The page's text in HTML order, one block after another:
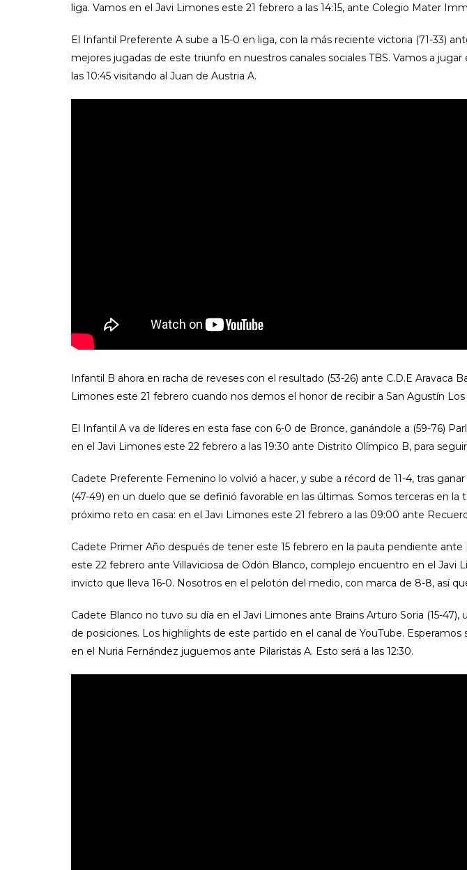
liga. Vamos en el Javi Limones este 21 febrero a las 14:15, ante Colegio Mater
El Infantil Preferente A sube a 15-0 en liga, con la más reciente victoria (71-33)
mejores jugadas de este triunfo en nuestros canales sociales TBS. Vamos a jugar
las 10:45 visitando al Juan de Austria A.
Infantil B ahora en racha de reveses con el resultado (53-26) ante C.D.E Aravaca
Limones este 21 febrero cuando nos demos el honor de recibir a San Agustín Los
El Infantil A va de líderes en esta fase con 6-0 de Bronce, ganándole a (59-76)
en el Javi Limones este 22 febrero a las 19:30 ante Distrito Olímpico B, para
Cadete Preferente Femenino lo volvió a hacer, y sube a récord de 11-4, tras
(47-49) en un duelo que se definió favorable en las últimas. Somos terceras en
próximo reto en casa: en el Javi Limones este 21 febrero a las 09:00 ante
Cadete Primer Año después de tener este 15 febrero en la pauta pendiente
este 22 febrero ante Villaviciosa de Odón Blanco, complejo encuentro en el Javi
invicto que lleva 16-0. Nosotros en el pelotón del medio, con marca de 8-8, así
Cadete Blanco no tuvo su día en el Javi Limones ante Brains Arturo Soria (15-
de posiciones. Los highlights de este partido en el canal de YouTube. Esperamos
en el Nuria Fernández juguemos ante Pilaristas A. Esto será a las 12:30.